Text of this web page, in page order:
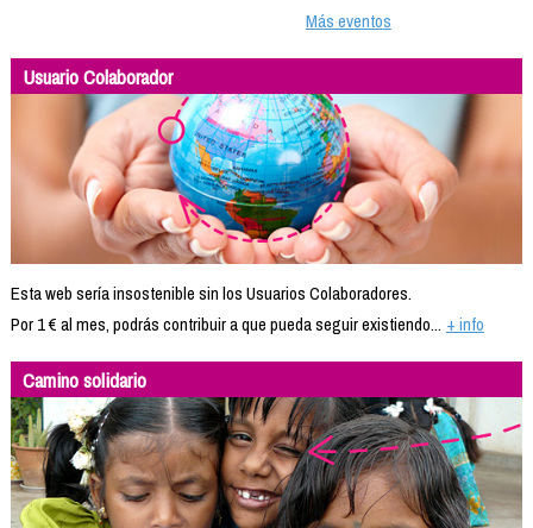
Más eventos
Usuario Colaborador
Esta web sería insostenible sin los Usuarios Colaboradores.
Por 1 € al mes, podrás contribuir a que pueda seguir existiendo... + info
Camino solidario